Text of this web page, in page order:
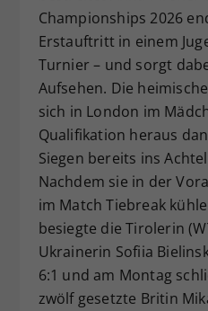
Championships 2026
Erstauftritt in einem
Turnier – und sorgt
Aufsehen. Die
sich in London im
Qualifikation heraus
Siegen bereits ins
Nachdem sie in der
im Match Tiebreak
besiegte die Tirolerin
Ukrainerin Sofiia
6:1 und am Montag
zwölf gesetzte Britin
Zweck
Dieser Wert
zufällig
historische
Webseiten-
hat.